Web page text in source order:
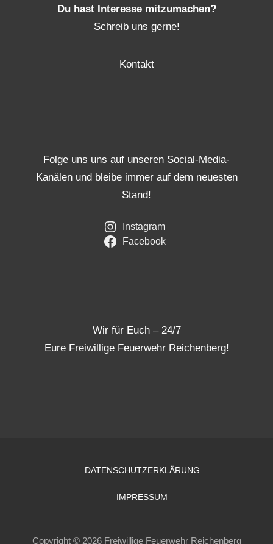
Du hast Interesse mitzumachen?
Schreib uns gerne!
Kontakt
Folge uns uns auf unseren Social-Media-
Kanälen und bleibe immer auf dem neuesten
Stand!
Instagram
Facebook
Wir für Euch – 24/7
Eure Freiwillige Feuerwehr Reichenberg!
DATENSCHUTZERKLÄRUNG
IMPRESSUM
Copyright © 2026 Freiwillige Feuerwehr Reichenberg